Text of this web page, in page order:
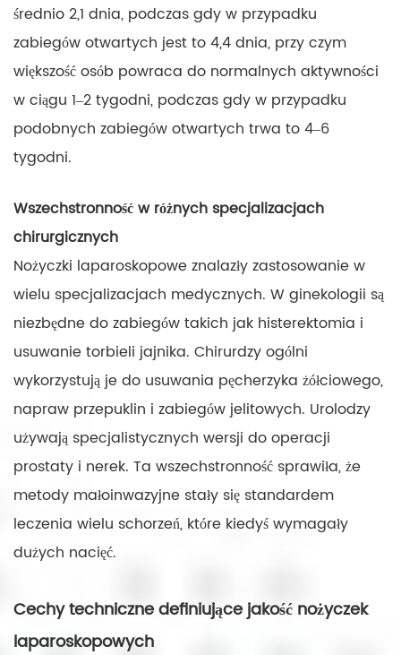
średnio 2,1 dnia, podczas gdy w przypadku
zabiegów otwartych jest to 4,4 dnia, przy czym
większość osób powraca do normalnych aktywności
w ciągu 1–2 tygodni, podczas gdy w przypadku
podobnych zabiegów otwartych trwa to 4–6
tygodni.
Wszechstronność w różnych specjalizacjach
chirurgicznych
Nożyczki laparoskopowe znalazły zastosowanie w
wielu specjalizacjach medycznych. W ginekologii są
niezbędne do zabiegów takich jak histerektomia i
usuwanie torbieli jajnika. Chirurdzy ogólni
wykorzystują je do usuwania pęcherzyka żółciowego,
napraw przepuklin i zabiegów jelitowych. Urolodzy
używają specjalistycznych wersji do operacji
prostaty i nerek. Ta wszechstronność sprawiła, że ​​
metody małoinwazyjne stały się standardem
leczenia wielu schorzeń, które kiedyś wymagały
dużych nacięć.
Cechy techniczne definiujące jakość nożyczek
laparoskopowych